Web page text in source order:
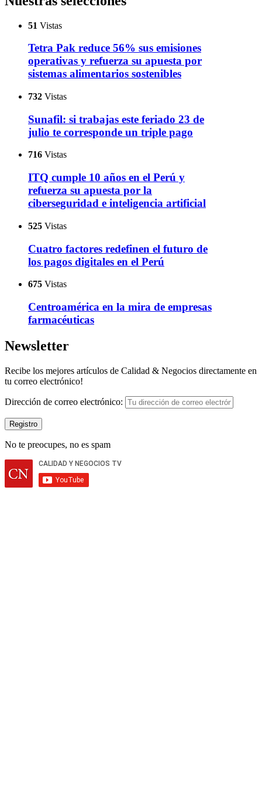
51 Vistas
Tetra Pak reduce 56% sus emisiones
operativas y refuerza su apuesta por
sistemas alimentarios sostenibles
732 Vistas
Sunafil: si trabajas este feriado 23 de
julio te corresponde un triple pago
716 Vistas
ITQ cumple 10 años en el Perú y
refuerza su apuesta por la
ciberseguridad e inteligencia artificial
525 Vistas
Cuatro factores redefinen el futuro de
los pagos digitales en el Perú
675 Vistas
Centroamérica en la mira de empresas
farmacéuticas
Newsletter
Recibe los mejores artículos de Calidad & Negocios directamente en
tu correo electrónico!
Dirección de correo electrónico:
No te preocupes, no es spam